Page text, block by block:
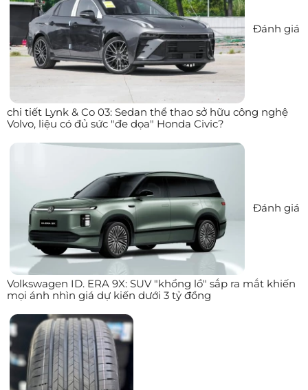
Đánh giá
chi tiết Lynk & Co 03: Sedan thể thao sở hữu công nghệ
Volvo, liệu có đủ sức "đe dọa" Honda Civic?
Đánh giá
Volkswagen ID. ERA 9X: SUV "khổng lồ" sắp ra mắt khiến
mọi ánh nhìn giá dự kiến dưới 3 tỷ đồng